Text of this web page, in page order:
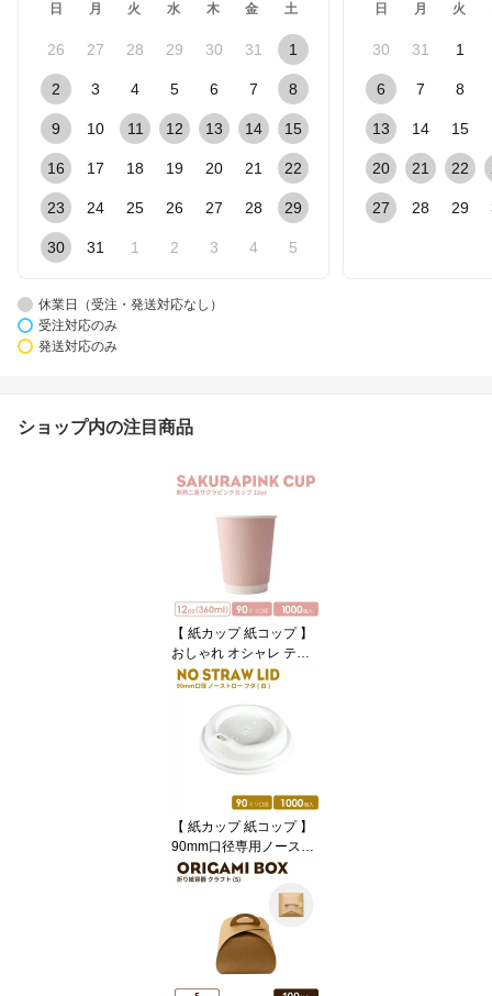
日 月 火 水 木 金 土
26 27 28 29 30 31 1
2 3 4 5 6 7 8
9 10 11 12 13 14 15
16 17 18 19 20 21 22
23 24 25 26 27 28 29
30 31 1 2 3 4 5
日 月 火
30 31 1
6 7 8
13 14 15
20 21 22
27 28 29
休業日（受注・発送対応なし）
受注対応のみ
発送対応のみ
ショップ内の注目商品
【 紙カップ 紙コップ 】
おしゃれ オシャレ テイ
クアウト ホット カップ 9
0mm口径 二重サクラピ
ンク断熱 12oz 1000個 桜
色 容器 業務用 エコ容器
使い捨て コーヒー コー
ヒーカップ ティーカップ
ドリンクカフェ ホット用
紙カップ 紙コップ 使い
捨てカップ
【 紙カップ 紙コップ 】
90mm口径専用ノースト
ローフタ白 1000個 紙カ
ップ プラ蓋 おしゃれ オ
シャレ テイクアウト 容
器 業務用 エコ容器 使い
捨て フード デザート コ
ーヒー BARISTA バリス
タ ラテ ラテアート ドリ